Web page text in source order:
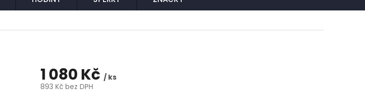
1 080 Kč / ks
893 Kč bez DPH